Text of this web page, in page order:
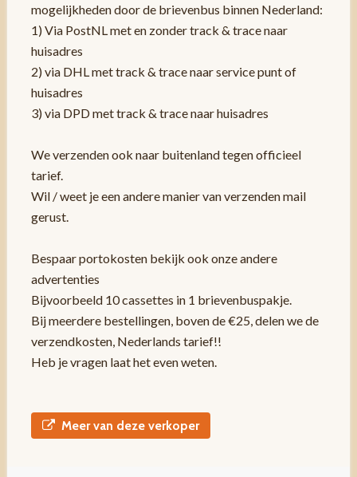
mogelijkheden door de brievenbus binnen Nederland:
1) Via PostNL met en zonder track & trace naar
huisadres
2) via DHL met track & trace naar service punt of
huisadres
3) via DPD met track & trace naar huisadres
We verzenden ook naar buitenland tegen officieel
tarief.
Wil / weet je een andere manier van verzenden mail
gerust.
Bespaar portokosten bekijk ook onze andere
advertenties
Bijvoorbeeld 10 cassettes in 1 brievenbuspakje.
Bij meerdere bestellingen, boven de €25, delen we de
verzendkosten, Nederlands tarief!!
Heb je vragen laat het even weten.
Meer van deze verkoper